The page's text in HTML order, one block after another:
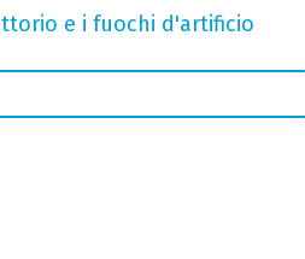
e i fuochi d'artificio